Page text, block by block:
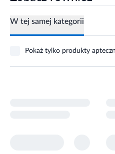
W tej samej kategorii
Pokaż tylko produkty